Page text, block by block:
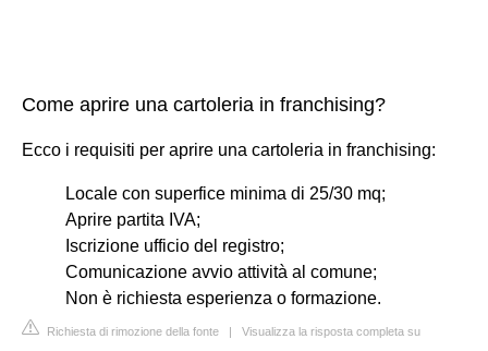
Come aprire una cartoleria in franchising?
Ecco i requisiti per aprire una cartoleria in franchising:
Locale con superfice minima di 25/30 mq;
Aprire partita IVA;
Iscrizione ufficio del registro;
Comunicazione avvio attività al comune;
Non è richiesta esperienza o formazione.
Richiesta di rimozione della fonte | Visualizza la risposta completa su